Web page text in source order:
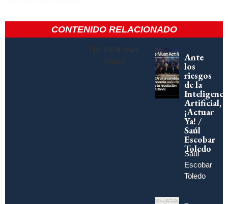
CONTENIDO RELACIONADO
No data was
found
Ante
los
riesgos
de la
Artificial,
¡Actuar
Ya! /
Saúl
Escobar
Toledo
Saúl
Escobar
Toledo